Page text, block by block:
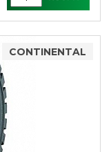
CONTINENTAL